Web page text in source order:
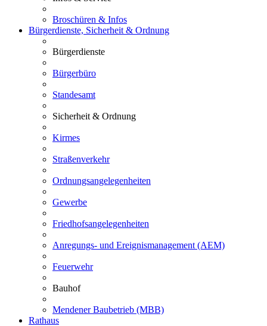
Broschüren & Infos
Bürgerdienste, Sicherheit & Ordnung
Bürgerdienste
Bürgerbüro
Standesamt
Sicherheit & Ordnung
Kirmes
Straßenverkehr
Ordnungsangelegenheiten
Gewerbe
Friedhofsangelegenheiten
Anregungs- und Ereignismanagement (AEM)
Feuerwehr
Bauhof
Mendener Baubetrieb (MBB)
Rathaus